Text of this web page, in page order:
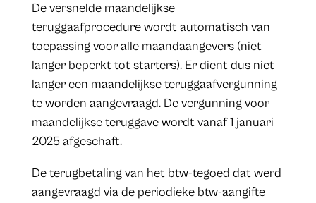
De versnelde maandelijkse
teruggaafprocedure wordt automatisch van
toepassing voor alle maandaangevers (niet
langer beperkt tot starters). Er dient dus niet
langer een maandelijkse teruggaafvergunning
te worden aangevraagd. De vergunning voor
maandelijkse teruggave wordt vanaf 1 januari
2025 afgeschaft.
De terugbetaling van het btw-tegoed dat werd
aangevraagd via de periodieke btw-aangifte